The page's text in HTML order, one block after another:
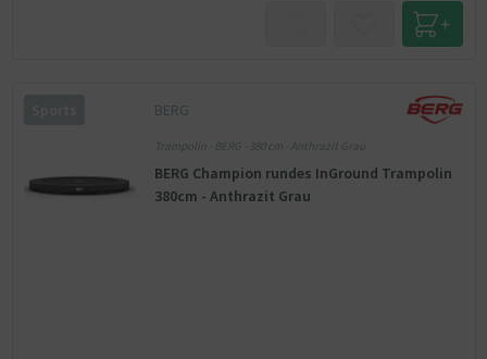
BERG
Trampolin - BERG - 380 cm - Anthrazit Grau
BERG Champion rundes InGround Trampolin
380cm - Anthrazit Grau